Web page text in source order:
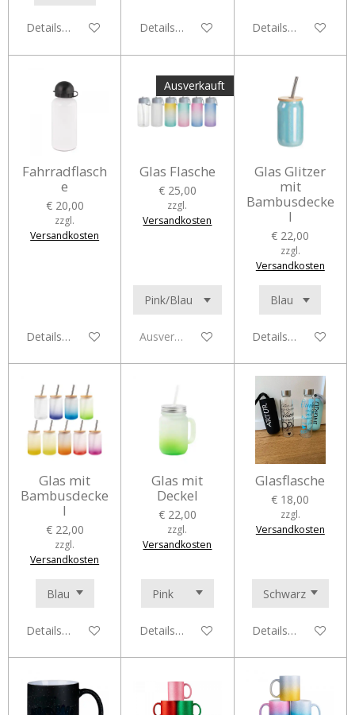
Details anzeigen Details anzeigen Details anzeigen
Fahrradflasch
e
€ 20,00
zzgl.
Versandkosten
Details anzeigen
Ausverkauft
Glas Flasche
€ 25,00
zzgl.
Versandkosten
Ausverkauft
Glas Glitzer
mit
Bambusdecke
l
€ 22,00
zzgl.
Versandkosten
Details anzeigen
Glas mit
Bambusdecke
l
€ 22,00
zzgl.
Versandkosten
Details anzeigen
Glas mit
Deckel
€ 22,00
zzgl.
Versandkosten
Details anzeigen
Glasflasche
€ 18,00
zzgl.
Versandkosten
Details anzeigen